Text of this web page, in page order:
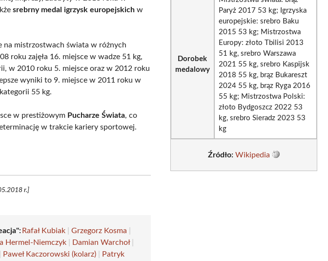
srebrny medal igrzysk europejskich w
na mistrzostwach świata w różnych
roku zajęła 16. miejsce w wadze 51 kg,
w 2010 roku 5. miejsce oraz w 2012 roku
wyniki to 9. miejsce w 2011 roku w
55 kg.
w prestiżowym Pucharze Świata, co
w trakcie kariery sportowej.
r.]
Rafał Kubiak |Grzegorz Kosma
Hermel-Niemczyk Damian Warchoł|
Paweł Kaczorowski (kolarz)
Patryk
Dorobek
medalowy
Paryż 2017 53 kg; Igrzyska
europejskie: srebro Baku
2015 53 kg; Mistrzostwa
Europy: złoto Tbilisi 2013
51 kg, srebro Warszawa
2021 55 kg, srebro Kaspijsk
2018 55 kg, brąz Bukareszt
2024 55 kg, brąz Ryga 2016
55 kg; Mistrzostwa Polski:
złoto Bydgoszcz 2022 53
kg, srebro Sieradz 2023 53
kg
Źródło: Wikipedia